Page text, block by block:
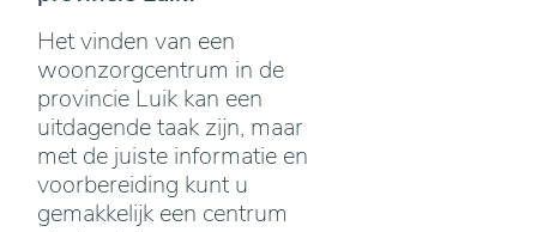
Het vinden van een
woonzorgcentrum in de
provincie Luik kan een
uitdagende taak zijn, maar
met de juiste informatie en
voorbereiding kunt u
gemakkelijk een centrum